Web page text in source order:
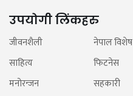
उपयोगी लिंकहरु
जीवनशैली नेपाल विशेष
साहित्य
फिटनेस
मनोरन्जन
सहकारी